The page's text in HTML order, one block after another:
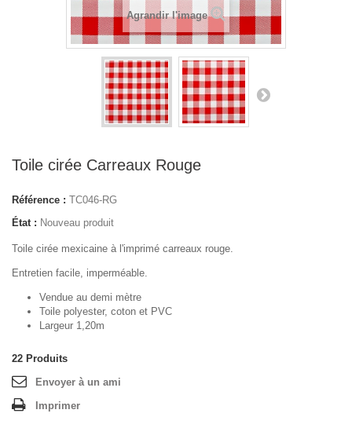
Agrandir l'image
Toile cirée Carreaux Rouge
Référence : TC046-RG
État : Nouveau produit
Toile cirée mexicaine à l'imprimé carreaux rouge.
Entretien facile, imperméable.
Vendue au demi mètre
Toile polyester, coton et PVC
Largeur 1,20m
22 Produits
Envoyer à un ami
Imprimer